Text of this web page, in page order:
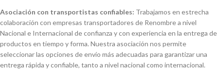
Asociación con transportistas confiables: Trabajamos en estrecha
colaboración con empresas transportadores de Renombre a nivel
Nacional e Internacional de confianza y con experiencia en la entrega de
productos en tiempo y forma. Nuestra asociación nos permite
seleccionar las opciones de envío más adecuadas para garantizar una
entrega rápida y confiable, tanto a nivel nacional como internacional.